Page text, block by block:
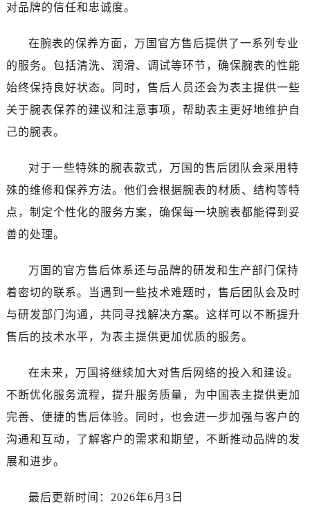
新疆维吾尔自治区白杨市军垦路万国售后服务中心（需提前预约）
新疆维吾尔自治区博乐市博乐市北京路万国售后服务中心（需提前预约）
新疆维吾尔自治区哈密市伊州区建国北路万国售后服务中心（需提前预约）
新疆维吾尔自治区和田市和田市北京西路万国售后服务中心（需提前预约）
新疆维吾尔自治区胡杨河市胡杨河市胡杨路万国售后服务中心（需提前预约）
新疆维吾尔自治区可克达拉市幸福路万国售后服务中心（需提前预约）
新疆维吾尔自治区克拉玛依市克拉玛依区友谊路万国售后服务中心（需提前预约）
新疆维吾尔自治区石河子市北二路万国售后服务中心（需提前预约）
新疆维吾尔自治区双河市光明路万国售后服务中心（需提前预约）
新疆维吾尔自治区塔城市塔城地区闻琴路万国售后服务中心（需提前预约）
对品牌的信任和忠诚度。
在腕表的保养方面，万国官方售后提供了一系列专业
的服务。包括清洗、润滑、调试等环节，确保腕表的性能
始终保持良好状态。同时，售后人员还会为表主提供一些
关于腕表保养的建议和注意事项，帮助表主更好地维护自
己的腕表。
对于一些特殊的腕表款式，万国的售后团队会采用特
殊的维修和保养方法。他们会根据腕表的材质、结构等特
点，制定个性化的服务方案，确保每一块腕表都能得到妥
善的处理。
万国的官方售后体系还与品牌的研发和生产部门保持
着密切的联系。当遇到一些技术难题时，售后团队会及时
与研发部门沟通，共同寻找解决方案。这样可以不断提升
售后的技术水平，为表主提供更加优质的服务。
在未来，万国将继续加大对售后网络的投入和建设。
不断优化服务流程，提升服务质量，为中国表主提供更加
完善、便捷的售后体验。同时，也会进一步加强与客户的
沟通和互动，了解客户的需求和期望，不断推动品牌的发
展和进步。
最后更新时间：2026年6月3日